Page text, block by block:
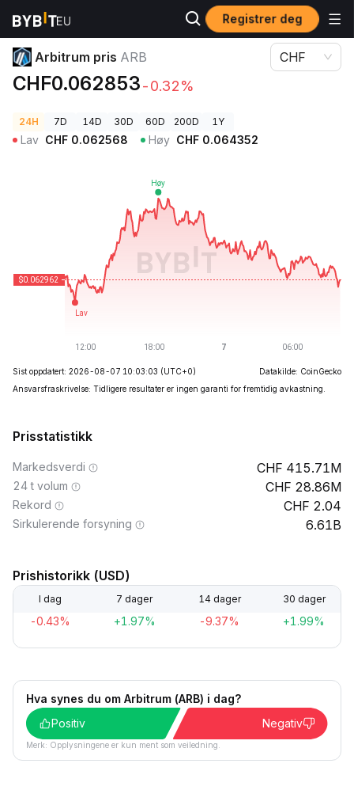
Registrer deg
Kryptopriser
Arbitrum pris ARB
CHF0.062853-0.32%
CHF
24H 7D 14D 30D 60D 200D 1Y
Lav CHF 0.062568 Høy CHF 0.064352
Sist oppdatert: 2026-08-07 10:03:03 (UTC+0)
Datakilde: CoinGecko
Ansvarsfraskrivelse: Tidligere resultater er ingen garanti for fremtidig avkastning.
Prisstatistikk
Markedsverdi 415.71M
24 t volum 28.86M
Rekord 2.04
Sirkulerende forsyning 6.61B
Prishistorikk (USD)
I dag 7 dager 14 dager 30 dager
-0.43% +1.97% -9.37% +1.99%
Hva synes du om Arbitrum (ARB) i dag?
Positiv
Negativ
Merk: Opplysningene er kun ment som veiledning.